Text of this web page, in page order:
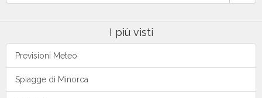
I più visti
Previsioni Meteo
Spiagge di Minorca